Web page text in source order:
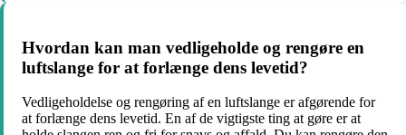
Hvordan kan man vedligeholde og rengøre en
luftslange for at forlænge dens levetid?
Vedligeholdelse og rengøring af en luftslange er afgørende for
at forlænge dens levetid. En af de vigtigste ting at gøre er at